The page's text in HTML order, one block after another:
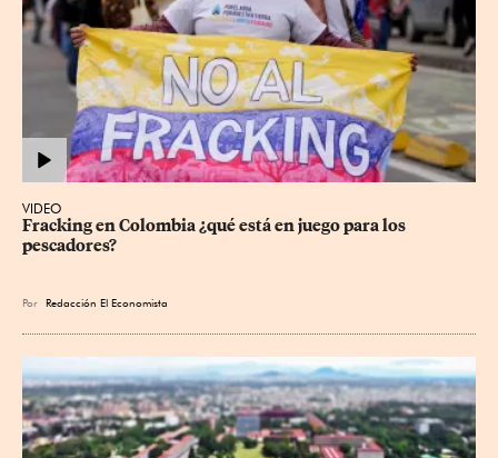
VIDEO
Fracking en Colombia ¿qué está en juego para los
pescadores?
Por Redacción El Economista